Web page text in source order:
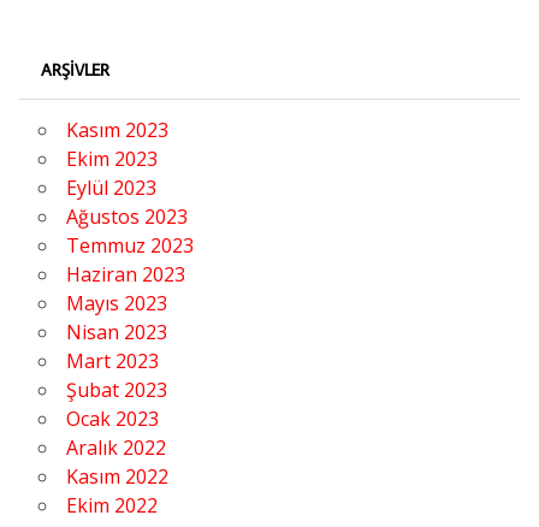
ARŞIVLER
Kasım 2023
Ekim 2023
Eylül 2023
Ağustos 2023
Temmuz 2023
Haziran 2023
Mayıs 2023
Nisan 2023
Mart 2023
Şubat 2023
Ocak 2023
Aralık 2022
Kasım 2022
Ekim 2022